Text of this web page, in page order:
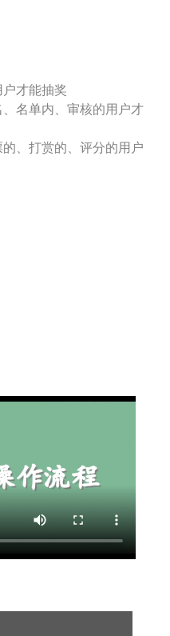
才能抽奖
名单内、审核的用户才
、打赏的、评分的用户